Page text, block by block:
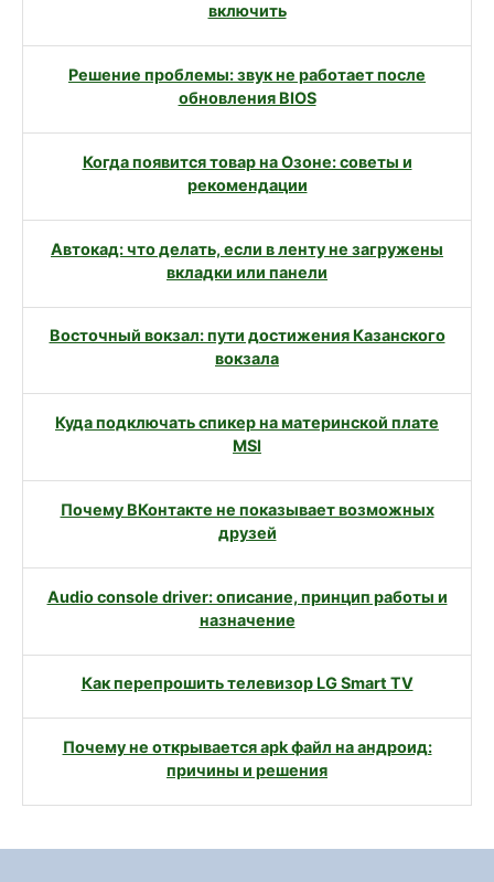
включить
Решение проблемы: звук не работает после
обновления BIOS
Когда появится товар на Озоне: советы и
рекомендации
Автокад: что делать, если в ленту не загружены
вкладки или панели
Восточный вокзал: пути достижения Казанского
вокзала
Куда подключать спикер на материнской плате
MSI
Почему ВКонтакте не показывает возможных
друзей
Audio console driver: описание, принцип работы и
назначение
Как перепрошить телевизор LG Smart TV
Почему не открывается apk файл на андроид:
причины и решения